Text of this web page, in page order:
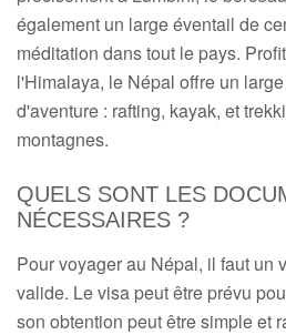
également un large éventail de
méditation dans tout le pays.
l'Himalaya, le Népal offre un
d'aventure : rafting, kayak, et
montagnes.
QUELS SONT LES
NÉCESSAIRES ?
Pour voyager au Népal, il faut un
valide. Le visa peut être prévu
son obtention peut être simple et